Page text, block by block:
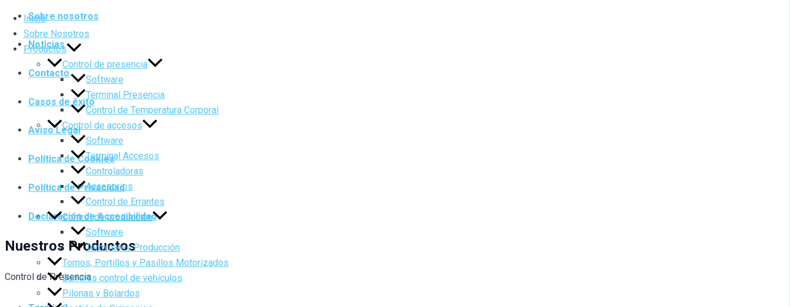
Inicio
Sobre Nosotros
Productos
Control de presencia
Software
Terminal Presencia
Control de Temperatura Corporal
Control de accesos
Software
Terminal Accesos
Controladoras
Accesorios
Control de Errantes
Control de producción
Software
Terminales Producción
Tornos, Portillos y Pasillos Motorizados
Barreras control de vehículos
Pilonas y Bolardos
Sobre nosotros
Noticias
Contacto
Casos de éxito
Aviso Legal
Política de Cookies
Política de Privacidad
Declaración de Accesibilidad
Nuestros Productos
Control de Presencia